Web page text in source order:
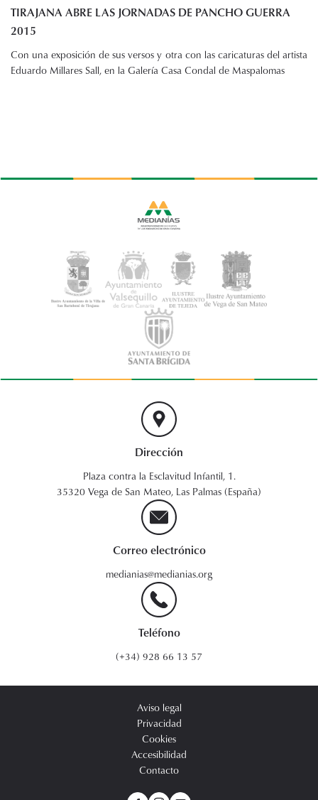
TIRAJANA ABRE LAS JORNADAS DE PANCHO GUERRA
2015
Con una exposición de sus versos y otra con las caricaturas del artista
Eduardo Millares Sall, en la Galería Casa Condal de Maspalomas
Dirección
Plaza contra la Esclavitud Infantil, 1.
35320 Vega de San Mateo, Las Palmas (España)
Correo electrónico
medianias@medianias.org
Teléfono
(+34) 928 66 13 57
Aviso legal
Privacidad
Cookies
Accesibilidad
Contacto